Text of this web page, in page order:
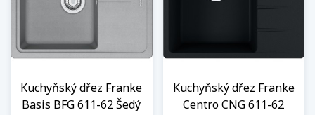
Kuchyňský dřez Franke
Basis BFG 611-62 Šedý
Kuchyňský dřez Franke
Centro CNG 611-62